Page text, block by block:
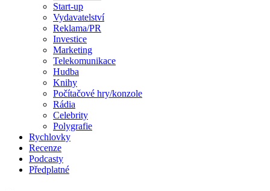
Start-up
Vydavatelství
Reklama/PR
Investice
Marketing
Telekomunikace
Hudba
Knihy
Počítačové hry/konzole
Rádia
Celebrity
Polygrafie
Rychlovky
Recenze
Podcasty
Předplatné